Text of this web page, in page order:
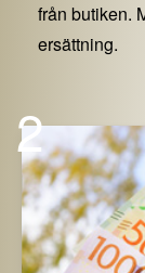
från butiken.
ersättning.
2